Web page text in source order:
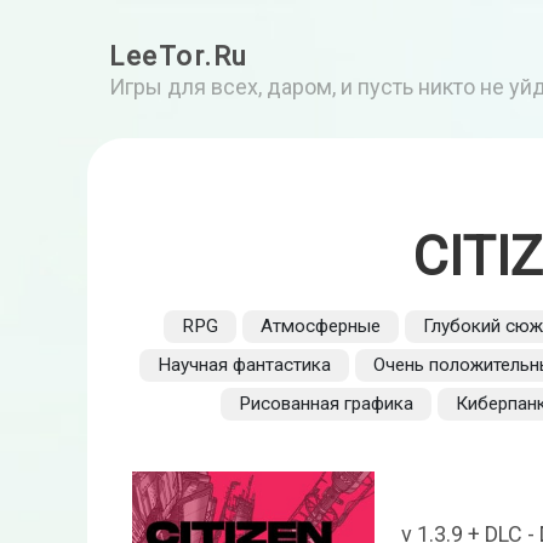
LeeTor.Ru
Игры для всех, даром, и пусть никто не
RPG Атмосферные
Глубокий
Научная фантастика
Очень
Рисованная графика
v 1.3.9 + DLC